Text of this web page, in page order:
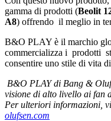
gamma di prodotti (Beolit
A8) offrendo il meglio in
B&O PLAY è il marchio
commercializza i prodotti
consentire uno stile di vita
B&O PLAY di Bang &
visione di alto livello ai fan
Per ulteriori informazioni,
olufsen.com